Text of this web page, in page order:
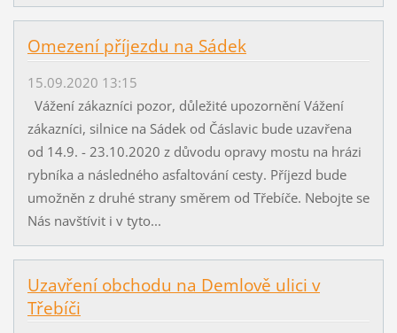
Omezení příjezdu na Sádek
15.09.2020 13:15
Vážení zákazníci pozor, důležité upozornění Vážení
zákazníci, silnice na Sádek od Čáslavic bude uzavřena
od 14.9. - 23.10.2020 z důvodu opravy mostu na hrázi
rybníka a následného asfaltování cesty. Příjezd bude
umožněn z druhé strany směrem od Třebíče. Nebojte se
Nás navštívit i v tyto...
Uzavření obchodu na Demlově ulici v
Třebíči